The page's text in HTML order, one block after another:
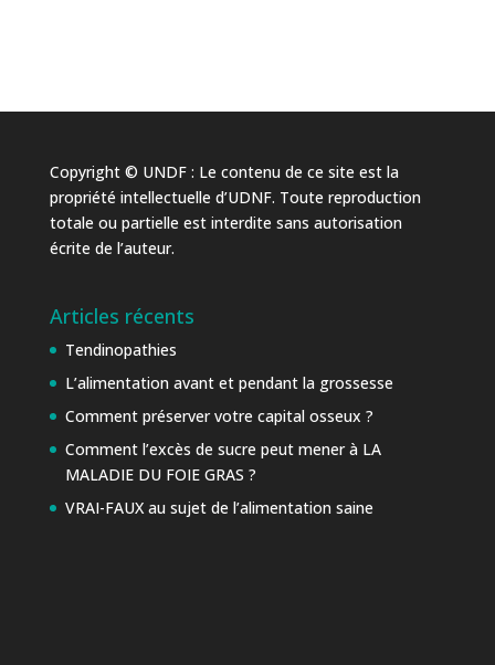
Copyright © UNDF : Le contenu de ce site est la
propriété intellectuelle d’UDNF. Toute reproduction
totale ou partielle est interdite sans autorisation
écrite de l’auteur.
Articles récents
Tendinopathies
L’alimentation avant et pendant la grossesse
Comment préserver votre capital osseux ?
Comment l’excès de sucre peut mener à LA
MALADIE DU FOIE GRAS ?
VRAI-FAUX au sujet de l’alimentation saine